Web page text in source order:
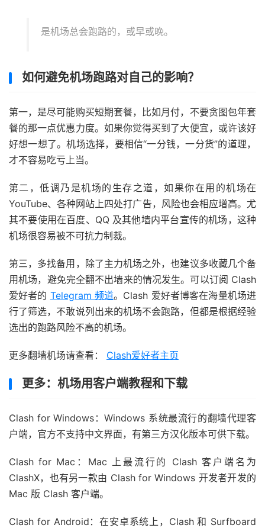
是机场总会跑路的，或早或晚。
如何避免机场跑路对自己的影响？
第一，是尽可能购买短期套餐，比如月付，不要贪图包年套
餐的那一点优惠力度。如果你觉得买到了大便宜，或许该好
好想一想了。机场选择，要相信“一分钱，一分货”的道理，
才不容易吃亏上当。
第二，低调乃是机场的生存之道，如果你在用的机场在
YouTube、各种网站上四处打广告，风险也会相应增高。尤
其不要使用在百度、QQ 及其他墙内平台宣传的机场，这种
机场很容易被不可抗力制裁。
第三，多找备用，除了主力机场之外，也建议多收藏几个备
用机场，避免完全翻不出墙来的情况发生。可以订阅 Clash
爱好者的 Telegram 频道。Clash 爱好者博客在海量机场进
行了筛选，不敢说列出来的机场不会跑路，但都是根据经验
选出的跑路风险不高的机场。
更多翻墙机场请查看： Clash爱好者主页
更多：机场用客户端教程和下载
Clash for Windows：Windows 系统最流行的翻墙代理客
户端，官方不支持中文界面，有第三方汉化版本可供下载。
Clash for Mac：Mac 上最流行的 Clash 客户端名为
ClashX，也有另一款由 Clash for Windows 开发者开发的
Mac 版 Clash 客户端。
Clash for Android：在安卓系统上，Clash 和 Surfboard